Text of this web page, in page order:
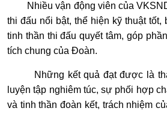
Nhiều vận động viên của
thi đấu nổi bật, thể hiện kỹ thuật tốt,
tinh thần thi đấu quyết tâm, góp
tích chung của Đoàn.
Những kết quả đạt được là
luyện tập nghiêm túc, sự phối hợp
và tinh thần đoàn kết, trách nhiệm